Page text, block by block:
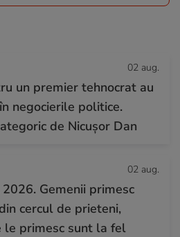
02 aug.
un premier tehnocrat au
negocierile politice.
de Nicușor Dan
02 aug.
Gemenii primesc
cercul de prieteni,
le primesc sunt la fel